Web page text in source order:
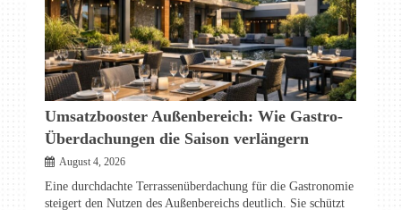
Umsatzbooster Außenbereich: Wie Gastro-
Überdachungen die Saison verlängern
August 4, 2026
Eine durchdachte Terrassenüberdachung für die Gastronomie
steigert den Nutzen des Außenbereichs deutlich. Sie schützt